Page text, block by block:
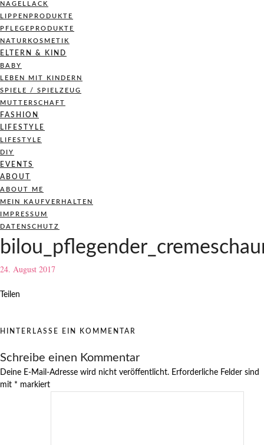
NAGELLACK
LIPPENPRODUKTE
PFLEGEPRODUKTE
NATURKOSMETIK
ELTERN & KIND
BABY
LEBEN MIT KINDERN
SPIELE / SPIELZEUG
MUTTERSCHAFT
FASHION
LIFESTYLE
LIFESTYLE
DIY
EVENTS
ABOUT
ABOUT ME
MEIN KAUFVERHALTEN
IMPRESSUM
DATENSCHUTZ
24. August 2017
Teilen
HINTERLASSE EIN KOMMENTAR
Schreibe einen Kommentar
Deine E-Mail-Adresse wird nicht veröffentlicht. Erforderliche Felder sind
mit * markiert